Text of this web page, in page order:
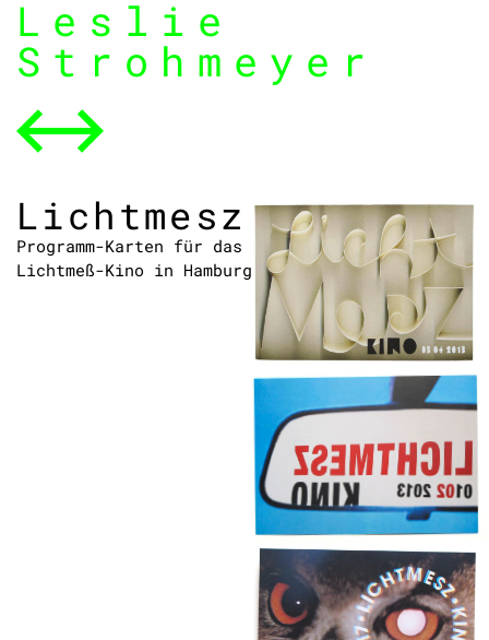
Leslie
Strohmeyer
Lichtmesz
Programm-Karten für das
Lichtmeß-Kino in Hamburg